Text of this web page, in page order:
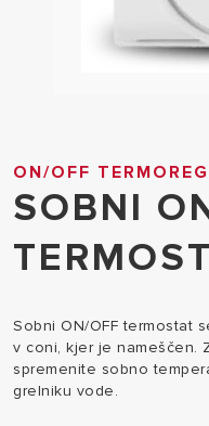
ON/OFF
SOBNI
Sobni ON/OFF termostat
v coni, kjer je nameščen.
spremenite sobno
grelniku vode.